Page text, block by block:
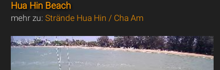
Hua Hin Beach
mehr zu:Strände Hua Hin / Cha Am